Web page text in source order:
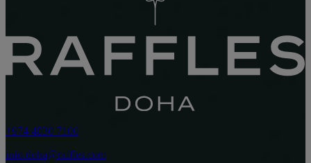
+974 4030 7100
info.doha@raffles.com